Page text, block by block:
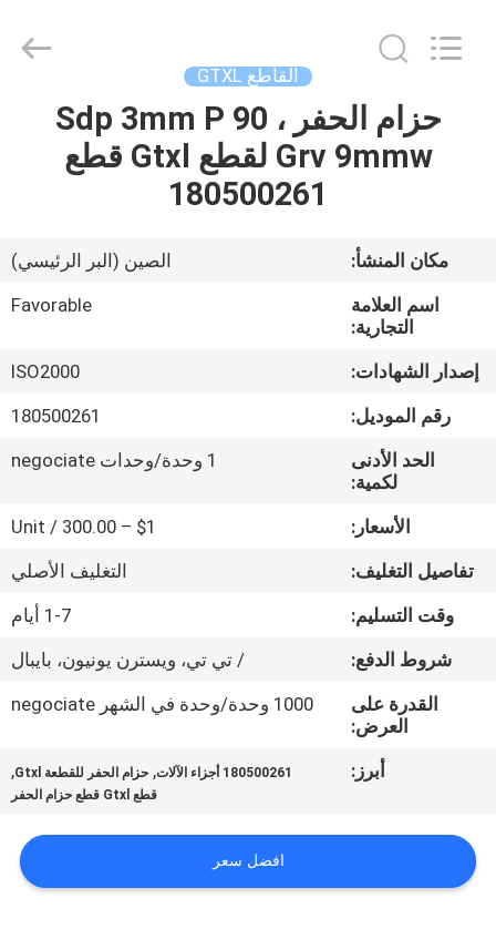
الصفحة
الرئيسية
معلومات
جولة
مراقبة
الجودة
اتصل
اطلب
اقتباس
EQUIPMENT
CO.,LTD.
القاطع GTXL
حزام الحفر ، Sdp 3mm P 90
Grv 9mmw لقطع Gtxl قطع
180500261
مكان المنشأ:
الصين (البر الرئيسي)
اسم العلامة
التجارية:
Favorable
إصدار الشهادات:
ISO2000
رقم الموديل:
180500261
الحد الأدنى
لكمية:
1 وحدة/وحدات negociate
الأسعار:
$1 – 300.00 / Unit
تفاصيل التغليف:
التغليف الأصلي
وقت التسليم:
1-7 أيام
شروط الدفع:
/ تي تي، ويسترن يونيون، بايبال
القدرة على
العرض:
1000 وحدة/وحدة في الشهر negociate
أبرز: 180500261 أجزاء الآلات , حزام الحفر للقطعة Gtxl ,
قطع Gtxl قطع حزام الحفر
افضل سعر